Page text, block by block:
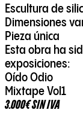
Escultura de
Dimensiones
Pieza única
Esta obra ha
exposiciones:
Oído Odio
Mixtape Vol1
3.000€ SIN IVA